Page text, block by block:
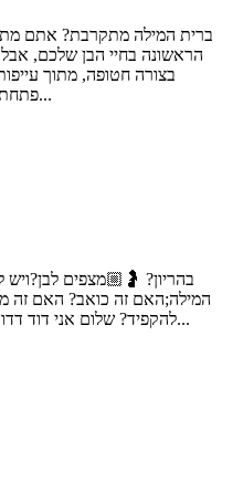
ברית המילה מתקרבת? אתם
הראשונה בחיי הבן שלכם,
בצורה חטופה, מתוך
פתחתם ספר? ומה עם דבר תורה משמעותי...
בהריון? 🤰🏼מצפים
המילה;האם זה כואב? האם זה
להקפיד? שלום אני דוד דדון, מוהל מוסמך, ומוהל במשרד הבטחון...